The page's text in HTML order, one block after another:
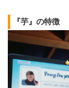
『芋』の特徴